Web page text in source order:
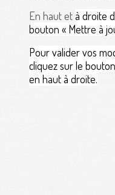
En haut età droite
bouton « Mettre à
Pour valider vos
cliquez sur le bouton
en haut à droite.